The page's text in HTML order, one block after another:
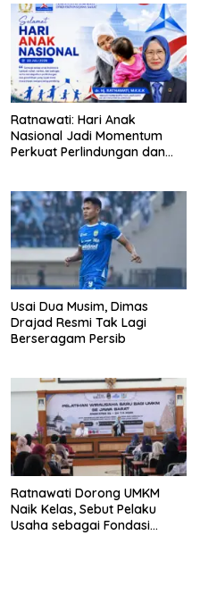
Ratnawati: Hari Anak
Nasional Jadi Momentum
Perkuat Perlindungan dan
Usai Dua Musim, Dimas
Drajad Resmi Tak Lagi
Berseragam Persib
Ratnawati Dorong UMKM
Naik Kelas, Sebut Pelaku
Usaha sebagai Fondasi